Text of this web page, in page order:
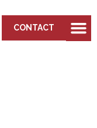
CONTACT